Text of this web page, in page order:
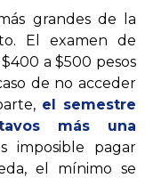
grandes de la
El examen de
a $500 pesos
de no acceder
el semestre
más una
imposible pagar
el mínimo se